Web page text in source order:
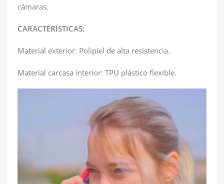
cámaras.
CARACTERÍSTICAS:
Material exterior: Polipiel de alta resistencia.
Material carcasa interior: TPU plástico flexible.